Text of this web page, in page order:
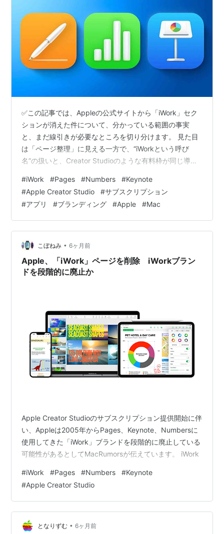
✅この記事では、Appleの公式サイトから「iWork」セク
ションが消えた件について、分かっている範囲の事実
と、まだ線引きが必要なところを切り分けます。 見た目
は「ページ整理」に見える一方で、“iWorkという呼び
名”の扱いと、Creator Studioのような有料枠が同じ導線
Apple Creator Studioは、Pagesなどの追加機能だけを指
す名前ではなく、Final Cut ProやPixelmator Proなども含
めた制作系アプリを横断するサブスクとして語られてい
るサービスです。 その前提で見ると、iWorkを「事務用
品のセット…
#iWork #Pages #Numbers #Keynote
#Apple Creator Studio #サブスクリプション
#アプリ #ブランディング #Apple #Mac
こぼねみ • 6ヶ月前
Apple、「iWork」ページを削除 iWorkブラン
ドを段階的に廃止か
Apple Creator Studioのサブスクリプション提供開始に伴
い、Appleは2005年からPages、Keynote、Numbersに
使用してきた「iWork」ブランドを段階的に廃止している
可能性があるとしてMacRumorsが伝えています。 iWork
#iWork #Pages #Numbers #Keynote
#Apple Creator Studio
となりずむ • 6ヶ月前